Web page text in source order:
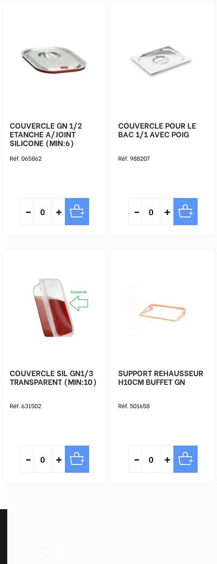
COUVERCLE GN 1/2
ETANCHE A/JOINT
SILICONE (MIN:6)
Réf. 065862
COUVERCLE POUR LE
BAC 1/1 AVEC POIG
Réf. 988207
COUVERCLE SIL GN1/3
TRANSPARENT (MIN:10)
Réf. 631502
SUPPORT REHAUSSEUR
H10CM BUFFET GN
Réf. 501658